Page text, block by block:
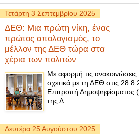
Τετάρτη 3 Σεπτεμβρίου 2025
ΔΕΘ: Μια πρώτη νίκη, ένας
πρώτος απολογισμός, το
μέλλον της ΔΕΘ τώρα στα
χέρια των πολιτών
Με αφορμή τις
σχετικά με τη ΔΕΘ στις
Επιτροπή Δημοψηφίσματος
της Δ...
Δευτέρα 25 Αυγούστου 2025